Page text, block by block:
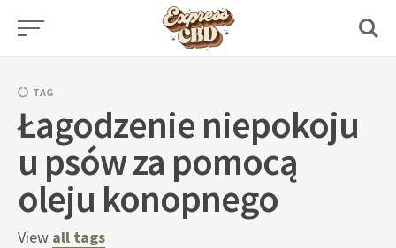
Skip
TAG
Łagodzenie niepokoju
u psów za pomocą
oleju konopnego
View all tags